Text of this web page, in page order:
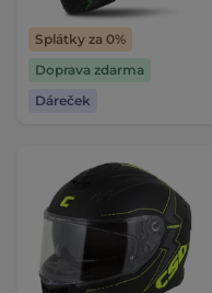
Splátky za 0%
Doprava zdarma
Dáreček